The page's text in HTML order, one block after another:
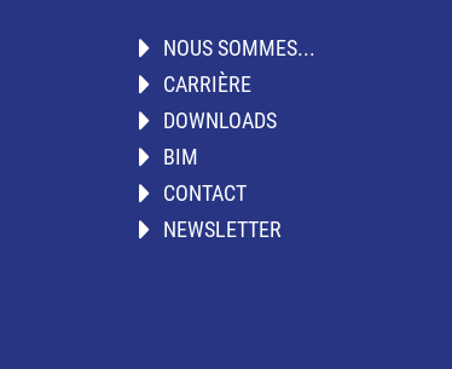
NOUS SOMMES...
CARRIÈRE
DOWNLOADS
BIM
CONTACT
NEWSLETTER